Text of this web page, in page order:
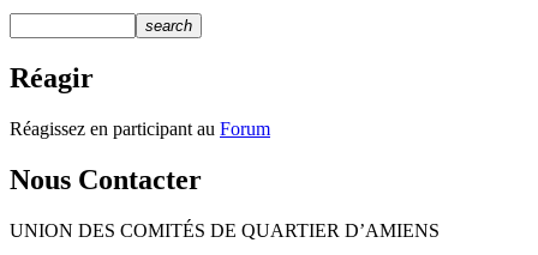
search
Réagir
Réagissez en participant au Forum
Nous Contacter
UNION DES COMITÉS DE QUARTIER D’AMIENS